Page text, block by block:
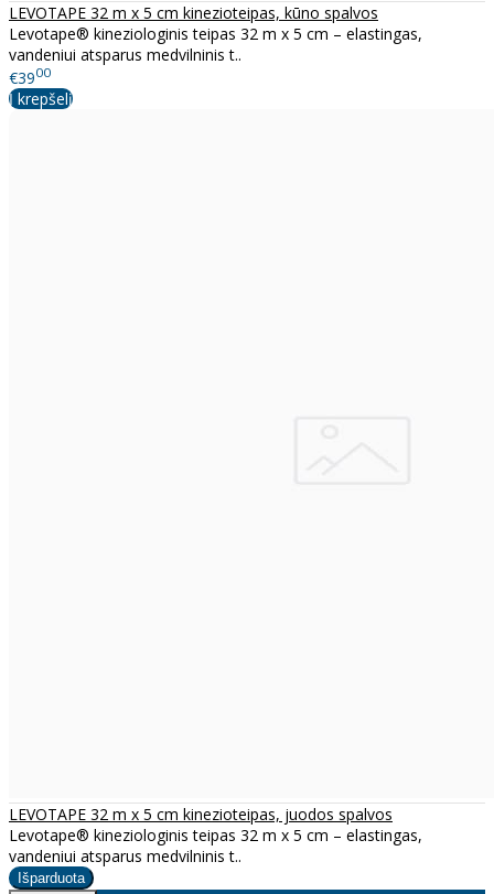
LEVOTAPE 32 m x 5 cm kinezioteipas, kūno spalvos
Levotape® kineziologinis teipas 32 m x 5 cm – elastingas,
vandeniui atsparus medvilninis t..
€3900
Į krepšelį
LEVOTAPE 32 m x 5 cm kinezioteipas, juodos spalvos
Levotape® kineziologinis teipas 32 m x 5 cm – elastingas,
vandeniui atsparus medvilninis t..